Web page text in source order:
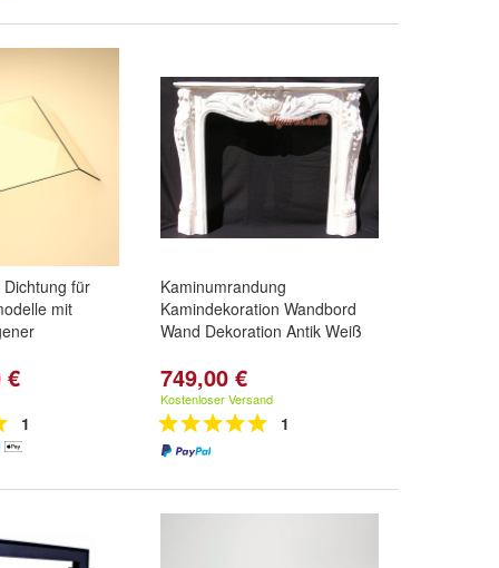
für
mit
+
- Ultra-
10x2mm 3
€
1
Kaminumrandung
Kamindekoration Wandbord
Wand Dekoration Antik Weiß
749,00 €
Kostenloser Versand
1